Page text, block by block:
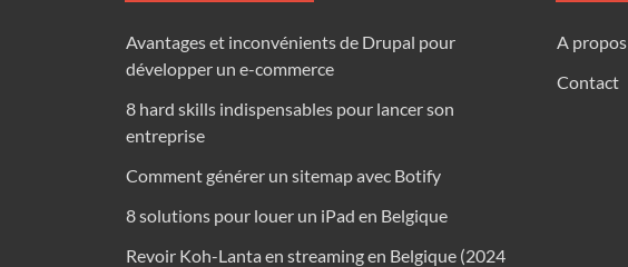
Avantages et inconvénients de Drupal pour
développer un e-commerce
8 hard skills indispensables pour lancer son
entreprise
Comment générer un sitemap avec Botify
8 solutions pour louer un iPad en Belgique
Revoir Koh-Lanta en streaming en Belgique (2024
A propos
Contact